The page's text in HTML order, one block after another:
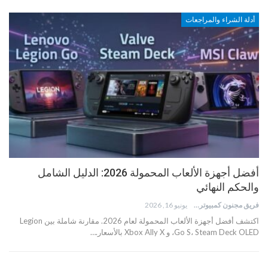
أدلة الشراء والمراجعات
أفضل أجهزة الألعاب المحمولة 2026: الدليل الشامل
والحكم النهائي
فريق مجنون كمبيوتر يونيو 16, 2026
اكتشف أفضل أجهزة الألعاب المحمولة لعام 2026. مقارنة شاملة بين Legion
Go S، Steam Deck OLED، و Xbox Ally X بالأسعار.…